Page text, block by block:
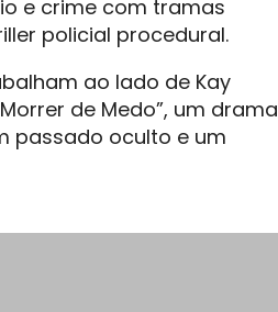
e crime com tramas
policial procedural.
ao lado de Kay
de Medo”, um drama
passado oculto e um